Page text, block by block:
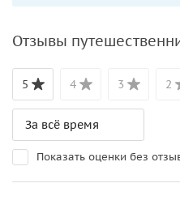
Отзывы
5 4 3 2
Показать оценки без